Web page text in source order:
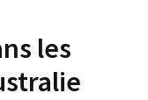
les